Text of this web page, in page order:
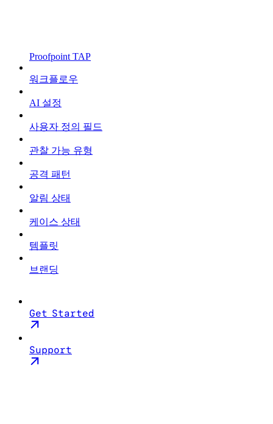
Proofpoint TAP
워크플로우
AI 설정
사용자 정의 필드
관찰 가능 유형
공격 패턴
알림 상태
케이스 상태
템플릿
브랜딩
Get Started
Support